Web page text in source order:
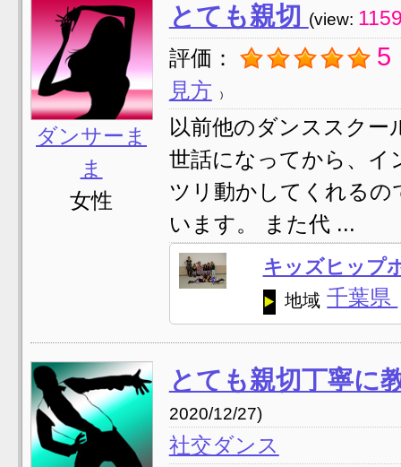
ダンサーま
ま
女性
とても親切 (view:
評価： 5
見方
以前他のダンススク
世話になってから、イ
ツリ動かしてくれるの
います。 また代 ...
キッズヒップ
地域 千葉県
とても親切丁寧に
2020/12/27)
社交ダンス